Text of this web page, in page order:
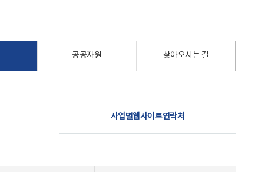
공공자원 찾아오시는 길
사업별웹사이트연락처